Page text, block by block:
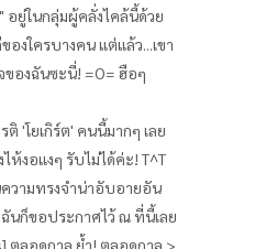
อยู่ในกลุ่มผู้คลั่งไคล้นี้ด้วย
งใครบางคน แต่แล้ว...เขา
องฉันซะนี่! =O= ฮือๆ
'โยเกิร์ต' คนนี้มากๆ เลย
ห้งอแงๆ รับไม่ได้ค่ะ! T^T
วามทรงจำน่าอับอายอัน
นก็ขอประกาศไว้ ณ ที่นี้เลย
ตลอดกาล ย้ำ! ตลอดกาล >